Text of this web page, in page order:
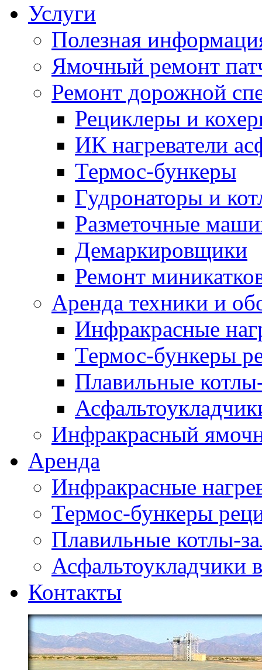
Услуги
Полезная
Ямочный ремонт
Ремонт дорожной
Рециклеры и
ИК нагреватели
Термос-бункеры
Гудронаторы и
Разметочные
Демаркировщики
Ремонт
Аренда техники и
Инфракрасные
Термос-бункеры
Плавильные
Инфракрасный
Аренда
Инфракрасные
Термос-бункеры
Плавильные котлы-
Асфальтоукладчики
Контакты